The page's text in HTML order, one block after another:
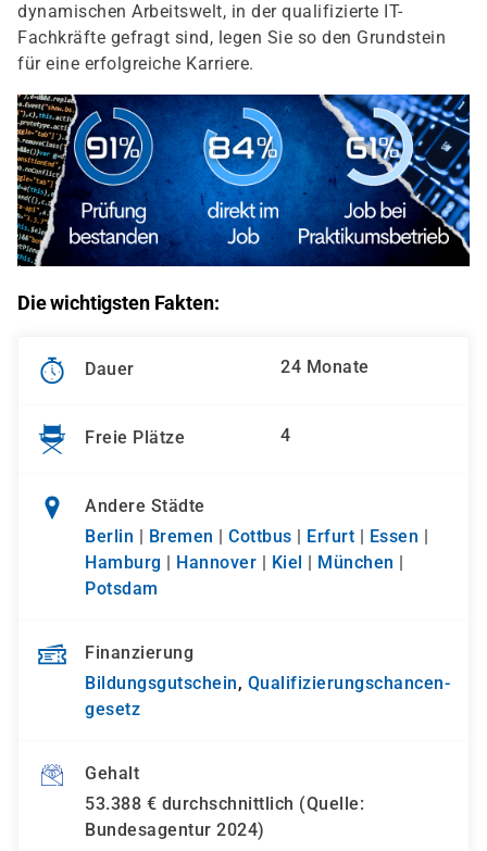
dynamischen Arbeitswelt, in der qualifizierte IT-
Fachkräfte gefragt sind, legen Sie so den Grundstein
für eine erfolgreiche Karriere.
Die wichtigsten Fakten:
Dauer 24 Monate
Freie Plätze 4
Andere Städte
Berlin
Bremen Cottbus Erfurt Essen
Hamburg
Hannover Kiel München
Potsdam
Finanzierung
Bildungsgutschein, Qualifizierungs­chancen­
gesetz
Gehalt
53.388 € durchschnittlich (Quelle:
Bundesagentur 2024)